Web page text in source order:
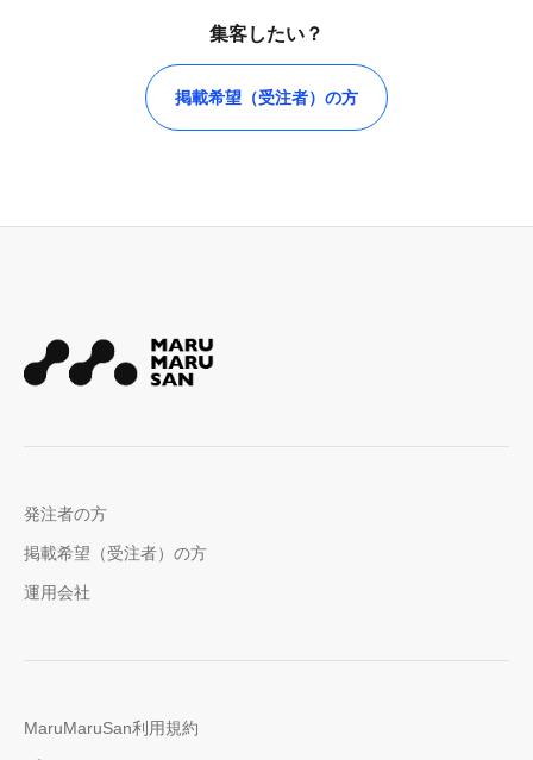
集客したい？
掲載希望（受注者）の方
発注者の方
掲載希望（受注者）の方
運用会社
MaruMaruSan利用規約